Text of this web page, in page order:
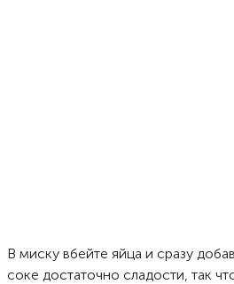
В миску вбейте яйца и сразу
соке достаточно сладости, так